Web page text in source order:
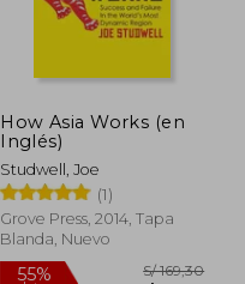
How Asia Works (en
Inglés)
Studwell, Joe
(1)
Grove Press, 2014, Tapa
Blanda, Nuevo